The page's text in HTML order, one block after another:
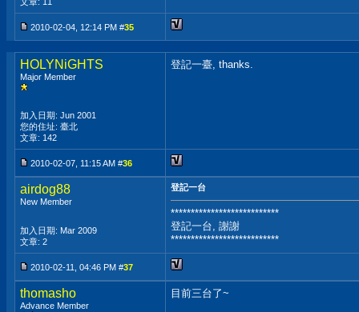
2010-02-04, 12:14 PM #35
HOLYNiGHTS
Major Member
加入日期: Jun 2001
您的住址: 臺北
文章: 142
登記一臺, thanks.
2010-02-07, 11:15 AM #36
airdog88
New Member
加入日期: Mar 2009
文章: 2
登記一台
***************************
登記一台, 謝謝
***************************
2010-02-11, 04:46 PM #37
thomasho
Advance Member
目前三台了~